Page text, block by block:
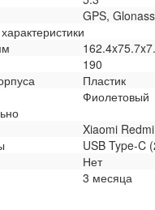
GPS,
190
Пластик
Фиолетовый
Xiaomi
USB Type-C
Нет
3 месяца